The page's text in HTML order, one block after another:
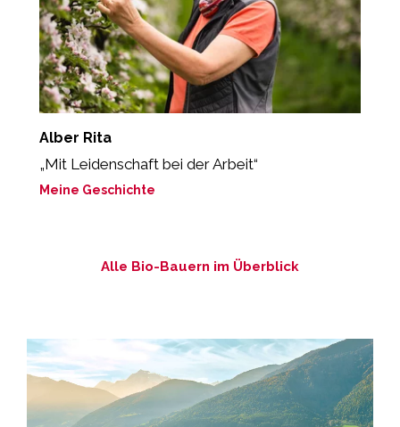
Alber Rita
„Mit Leidenschaft bei der Arbeit“
Meine Geschichte
Alle Bio-Bauern im Überblick